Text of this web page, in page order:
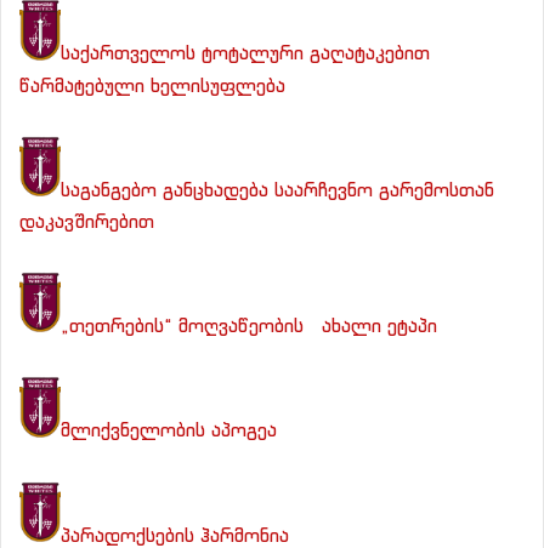
საქართველოს ტოტალური გაღატაკებით
წარმატებული ხელისუფლება
საგანგებო განცხადება საარჩევნო გარემოსთან
დაკავშირებით
„თეთრების“ მოღვაწეობის ახალი ეტაპი
მლიქვნელობის აპოგეა
პარადოქსების ჰარმონია